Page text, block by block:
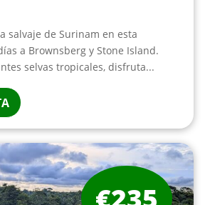
salvaje de Surinam en esta
a Brownsberg y Stone Island.
selvas tropicales, disfruta...